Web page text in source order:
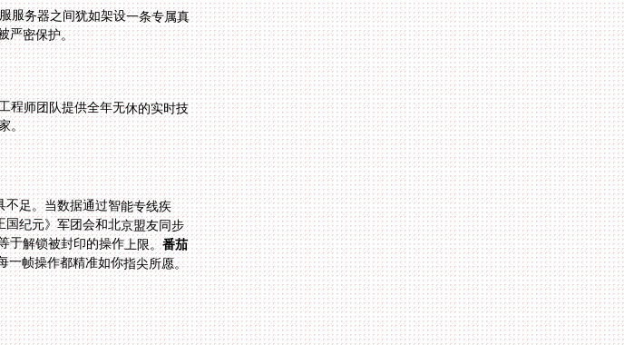
服务器之间犹如架设一条专属真
严密保护。
程师团队提供全年无休的实时技
。
足。当数据通过智能专线疾
纪元》军团会和北京盟友同步
于解锁被封印的操作上限。番茄
一帧操作都精准如你指尖所愿。